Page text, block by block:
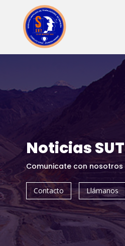
Noticias SUT
Comunicate con nosotros
Contacto Llámanos